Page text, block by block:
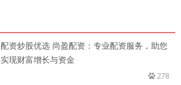
配资炒股优选 尚盈配资：专业配资服务，助您
实现财富增长与资金
278